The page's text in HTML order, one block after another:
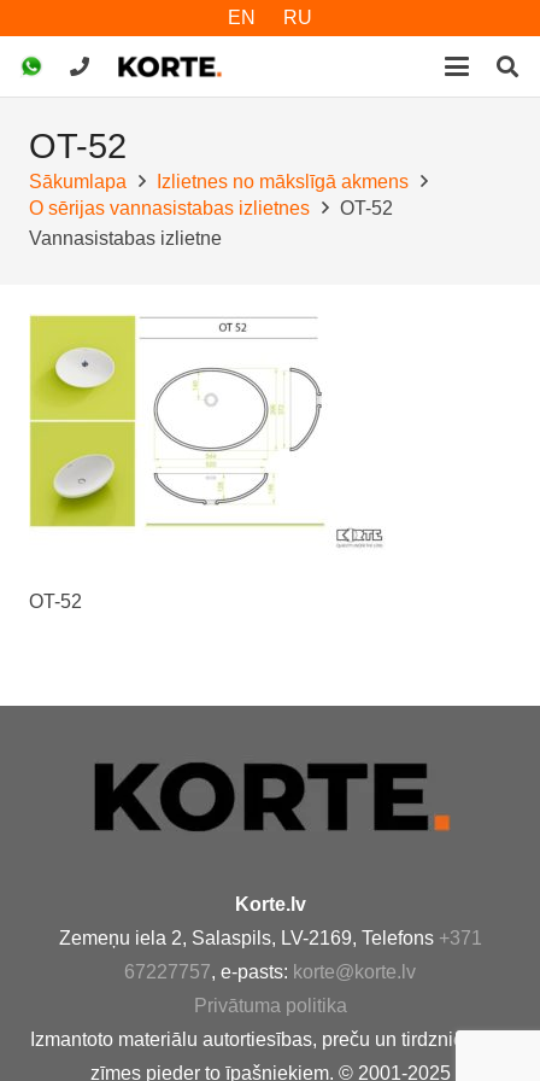
EN RU
OT-52
Sākumlapa
Izlietnes no mākslīgā akmens
O sērijas vannasistabas izlietnes
OT-52
Vannasistabas izlietne
OT-52
Korte.lv
Zemeņu iela 2, Salaspils, LV-2169, Telefons +371
67227757, e-pasts: korte@korte.lv
Privātuma politika
Izmantoto materiālu autortiesības, preču un tirdzniecības
zīmes pieder to īpašniekiem. © 2001-2025